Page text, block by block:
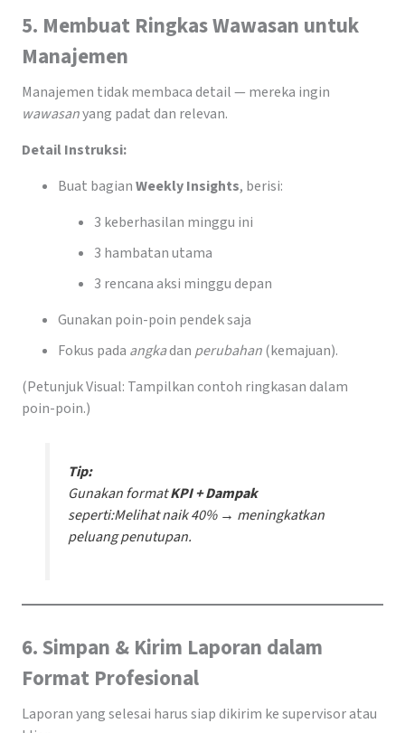
5. Membuat Ringkas Wawasan untuk
Manajemen
Manajemen tidak membaca detail — mereka ingin
wawasanyang padat dan relevan.
Detail Instruksi:
Buat bagianWeekly Insights, berisi:
3 keberhasilan minggu ini
3 hambatan utama
3 rencana aksi minggu depan
Gunakan poin-poin pendek saja
Fokus pada angkadan perubahan(kemajuan).
(Petunjuk Visual: Tampilkan contoh ringkasan dalam
poin-poin.)
Tip:
Gunakan formatKPI + Dampak
seperti:Melihat naik 40% → meningkatkan
peluang penutupan.
6. Simpan & Kirim Laporan dalam
Format Profesional
Laporan yang selesai harus siap dikirim ke supervisor atau